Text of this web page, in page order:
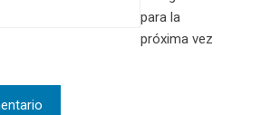
para la
próxima vez